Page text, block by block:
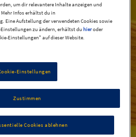
um dir relevantere Inhalte anzeigen und
Infos erhältst du in
Eine Aufstellung der verwendeten Cookies sowie
zu ändern, erhältst du hieroder
Einstellungen" auf dieser Website.
Einstellungen
Cookies ablehnen
Zustimmen